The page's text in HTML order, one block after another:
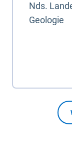
Nds.
Geologie